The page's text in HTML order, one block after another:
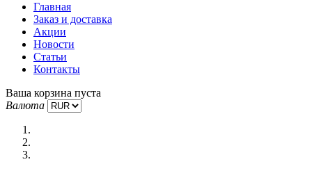
Главная
Заказ и доставка
Акции
Новости
Статьи
Контакты
Ваша корзина пуста
Валюта